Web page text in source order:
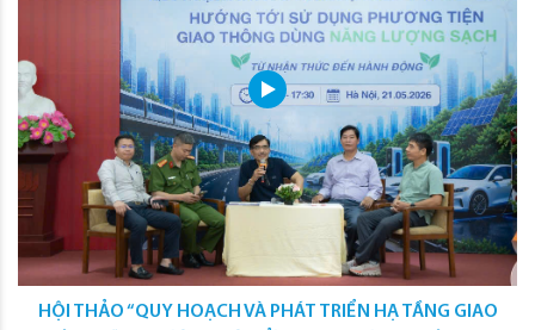
HỘI THẢO “QUY HOẠCH VÀ PHÁT TRIỂN HẠ TẦNG GIAO